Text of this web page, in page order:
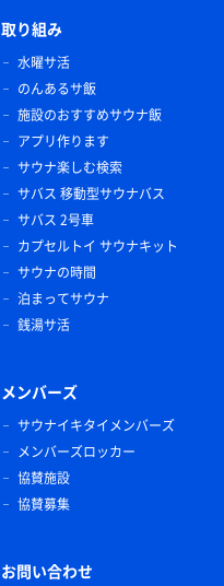
取り組み
水曜サ活
のんあるサ飯
施設のおすすめサウナ飯
アプリ作ります
サウナ楽しむ検索
サバス 移動型サウナバス
サバス 2号車
カプセルトイ サウナキット
サウナの時間
泊まってサウナ
銭湯サ活
メンバーズ
サウナイキタイメンバーズ
メンバーズロッカー
協賛施設
協賛募集
お問い合わせ